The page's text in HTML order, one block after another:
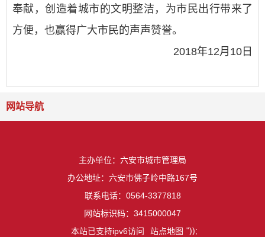
奉献，创造着城市的文明整洁，为市民出行带来了
方便，也赢得广大市民的声声赞誉。
2018年12月10日
网站导航
主办单位：六安市城市管理局
办公地址：六安市佛子岭中路167号
联系电话：0564-3377818
网站标识码：3415000047
本站已支持ipv6访问
站点地图 "));